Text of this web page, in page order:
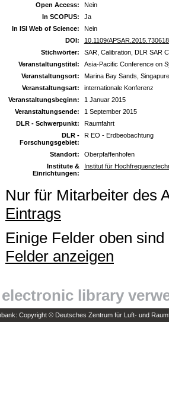
Open Access:
Nein
In SCOPUS:
Ja
In ISI Web of Science:
Nein
DOI:
10.1109/
Stichwörter:
SAR, Calibration, DLR SAR
Veranstaltungstitel:
Asia-Pacific Conference on
Veranstaltungsort:
Marina Bay Sands, Singapure
Veranstaltungsart:
internationale Konferenz
Veranstaltungsbeginn:
1 Januar 2015
Veranstaltungsende:
1 September 2015
DLR - Schwerpunkt:
Raumfahrt
DLR -
Forschungsgebiet:
R EO - Erdbeobachtung
Standort:
Oberpfaffenhofen
Institute &
Einrichtungen:
Institut für
Nur für Mitarbeiter des
Eintrags
Einige Felder oben
Felder anzeigen
electronic library
Copyright © Deutsches Zentrum für Luft- und